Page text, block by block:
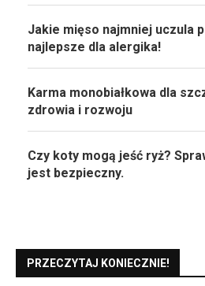
Jakie mięso najmniej uczula
najlepsze dla alergika!
Karma monobiałkowa dla
zdrowia i rozwoju
Czy koty mogą jeść ryż?
jest bezpieczny.
PRZECZYTAJ KONIECZNIE!